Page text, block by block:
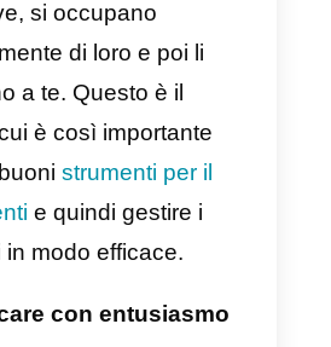
è usare uno
per aiutarti in questo
Uno dei migliori è
rapidamente